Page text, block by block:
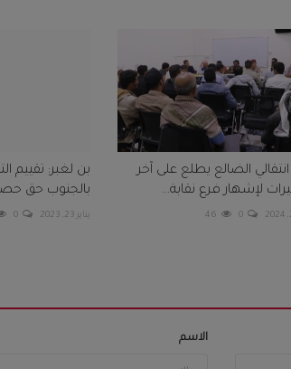
الضالع يطلع على آخر
لإشهار فرع نقابة...
0
46
بن لغبر: تقييم
بالجنوب حق
يناير 23, 2023 0
الاسم